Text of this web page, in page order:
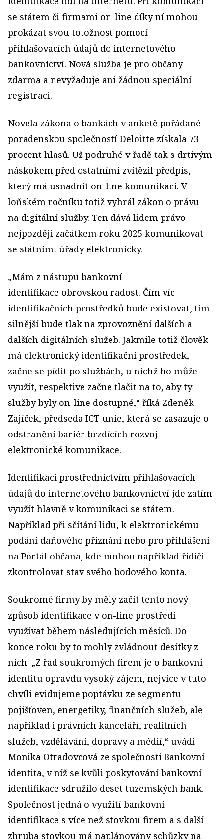
se státem či firmami on-line díky ní mohou
prokázat svou totožnost pomocí
přihlašovacích údajů do internetového
bankovnictví. Nová služba je pro občany
zdarma a nevyžaduje ani žádnou speciální
registraci.
Novela zákona o bankách v anketě pořádané
poradenskou společností Deloitte získala 73
procent hlasů. Už podruhé v řadě tak s drtivým
náskokem před ostatními zvítězil předpis,
který má usnadnit on-line komunikaci. V
loňském ročníku totiž vyhrál zákon o právu
na digitální služby. Ten dává lidem právo
nejpozději začátkem roku 2025 komunikovat
se státními úřady elektronicky.
„Mám z nástupu bankovní
identifikace obrovskou radost. Čím víc
identifikačních prostředků bude existovat, tím
silnější bude tlak na zprovoznění dalších a
dalších digitálních služeb. Jakmile totiž člověk
má elektronický identifikační prostředek,
začne se pídit po službách, u nichž ho může
využít, respektive začne tlačit na to, aby ty
služby byly on-line dostupné,“ říká Zdeněk
Zajíček, předseda ICT unie, která se zasazuje o
odstranění bariér brzdících rozvoj
elektronické komunikace.
Identifikaci prostřednictvím přihlašovacích
údajů do internetového bankovnictví jde zatím
využít hlavně v komunikaci se státem.
Například při sčítání lidu, k elektronickému
podání daňového přiznání nebo pro přihlášení
na Portál občana, kde mohou například řidiči
zkontrolovat stav svého bodového konta.
Soukromé firmy by měly začít tento nový
způsob identifikace v on-line prostředí
využívat během následujících měsíců. Do
konce roku by to mohly zvládnout desítky z
nich. „Z řad soukromých firem je o bankovní
identitu opravdu vysoký zájem, nejvíce v tuto
chvíli evidujeme poptávku ze segmentu
pojišťoven, energetiky, finančních služeb, ale
například i právních kanceláří, realitních
služeb, vzdělávání, dopravy a médií,“ uvádí
Monika Otradovcová ze společnosti Bankovní
identita, v níž se kvůli poskytování bankovní
identifikace sdružilo deset tuzemských bank.
Společnost jedná o využití bankovní
identifikace s více než stovkou firem a s další
zhruba stovkou má naplánovány schůzky na